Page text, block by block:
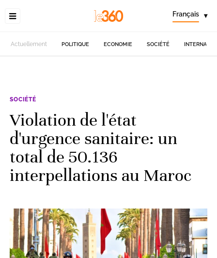
Français ▾
Actuellement POLITIQUE ECONOMIE SOCIÉTÉ
SOCIÉTÉ
Violation de l'état
d'urgence sanitaire: un
total de 50.136
interpellations au Maroc